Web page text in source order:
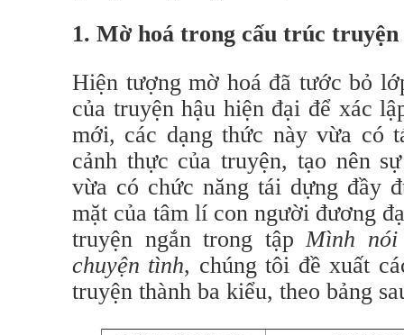
1. Mờ hoá trong cấu trúc truyện
Hiện tượng mờ hoá đã tước bỏ
của truyện hậu hiện đại để xác
mới, các dạng thức này vừa có
cảnh thực của truyện, tạo nên
vừa có chức năng tái dựng đầy
mặt của tâm lí con người đương
truyện ngắn trong tậpMình
chuyện tình, chúng tôi đề xuất
truyện thành ba kiểu, theo bảng